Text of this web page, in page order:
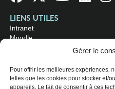
Gérer le
Pour offrir les meilleures expériences,
telles que les cookies pour stocker et/
appareils. Le fait de consentir à ces
LIENS UTILES
Intranet
Moodle
OÙ NOUS TROUVER